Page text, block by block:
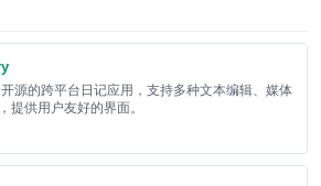
源的跨平台日记应用，支持多种文本编辑、媒体
提供用户友好的界面。